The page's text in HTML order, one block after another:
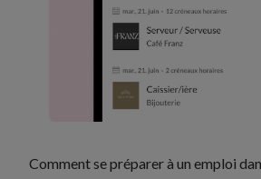
Comment se préparer à un emploi